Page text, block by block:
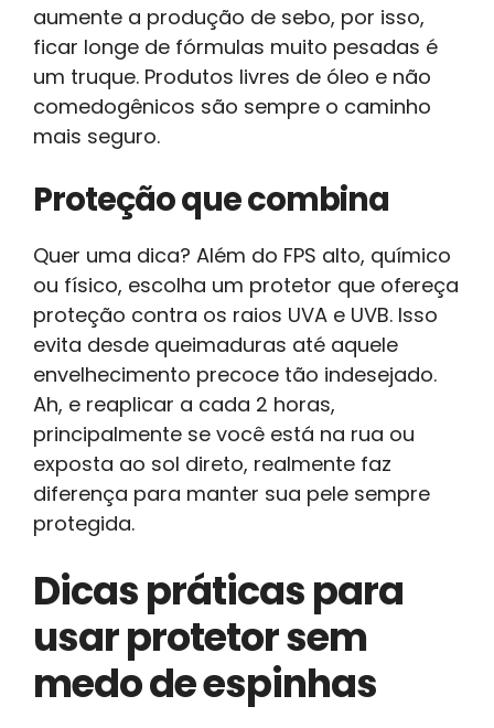
aumente a produção de sebo, por isso,
ficar longe de fórmulas muito pesadas é
um truque. Produtos livres de óleo e não
comedogênicos são sempre o caminho
mais seguro.
Proteção que combina
Quer uma dica? Além do FPS alto, químico
ou físico, escolha um protetor que ofereça
proteção contra os raios UVA e UVB. Isso
evita desde queimaduras até aquele
envelhecimento precoce tão indesejado.
Ah, e reaplicar a cada 2 horas,
principalmente se você está na rua ou
exposta ao sol direto, realmente faz
diferença para manter sua pele sempre
protegida.
Dicas práticas para
usar protetor sem
medo de espinhas